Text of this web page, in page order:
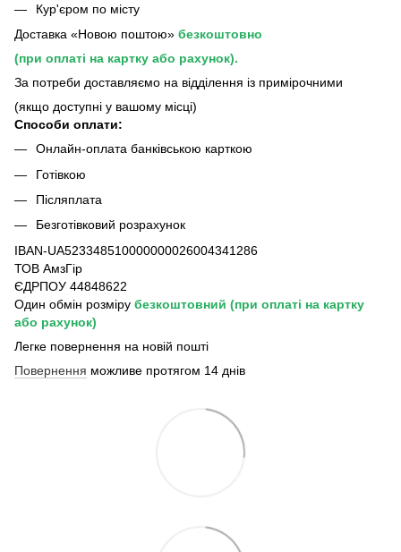
Кур'єром по місту
Доставка «Новою поштою» безкоштовно
(при оплаті на картку або рахунок).
За потреби доставляємо на відділення із примірочними
(якщо доступні у вашому місці)
Способи оплати:
Онлайн-оплата банківською карткою
Готівкою
Післяплата
Безготівковий розрахунок
IBAN-UA523348510000000026004341286
ТОВ АмзГір
ЄДРПОУ 44848622
Один обмін розміру безкоштовний (при оплаті на картку
або рахунок)
Легке повернення на новій пошті
Повернення можливе протягом 14 днів